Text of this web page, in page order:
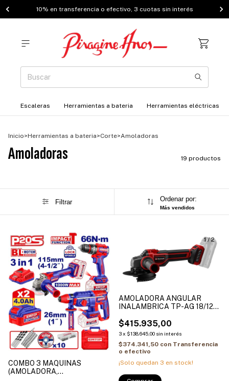
10% en transferencia o efectivo, 3 cuotas sin interés
Escaleras Herramientas a bateria Herramientas eléctricas
Inicio>Herramientas a bateria>Corte>Amoladoras
Amoladoras 19 productos
Filtrar Ordenar por:
Más vendidos
COMBO 3 MAQUINAS
(AMOLADORA,
1/2
AMOLADORA ANGULAR
INALAMBRICA TP-AG 18/125
$415.935,00
3x $138.645,00 sin interés
$374.341,50 con Transferencia
o efectivo
¡Solo quedan 3 en stock!